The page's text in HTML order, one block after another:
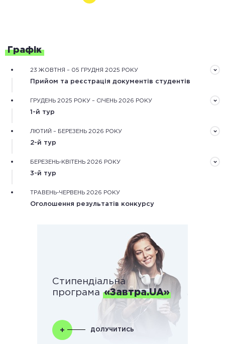
Графік
23 ЖОВТНЯ – 05 ГРУДНЯ 2025 РОКУ
Прийом та реєстрація документів студентів
ГРУДЕНЬ 2025 РОКУ – СІЧЕНЬ 2026 РОКУ
1-й тур
Обробка зареєстрованих документів та оцінювання
обґрунтування дослідження.
ЛЮТИЙ – БЕРЕЗЕНЬ 2026 РОКУ
2-й тур
конкурсантів.
БЕРЕЗЕНЬ-КВІТЕНЬ 2026 РОКУ
3-й тур
ТРАВЕНЬ-ЧЕРВЕНЬ 2026 РОКУ
Оголошення результатів конкурсу
Стипендіальна
програма «Завтра.UA»
ДОЛУЧИТИСЬ